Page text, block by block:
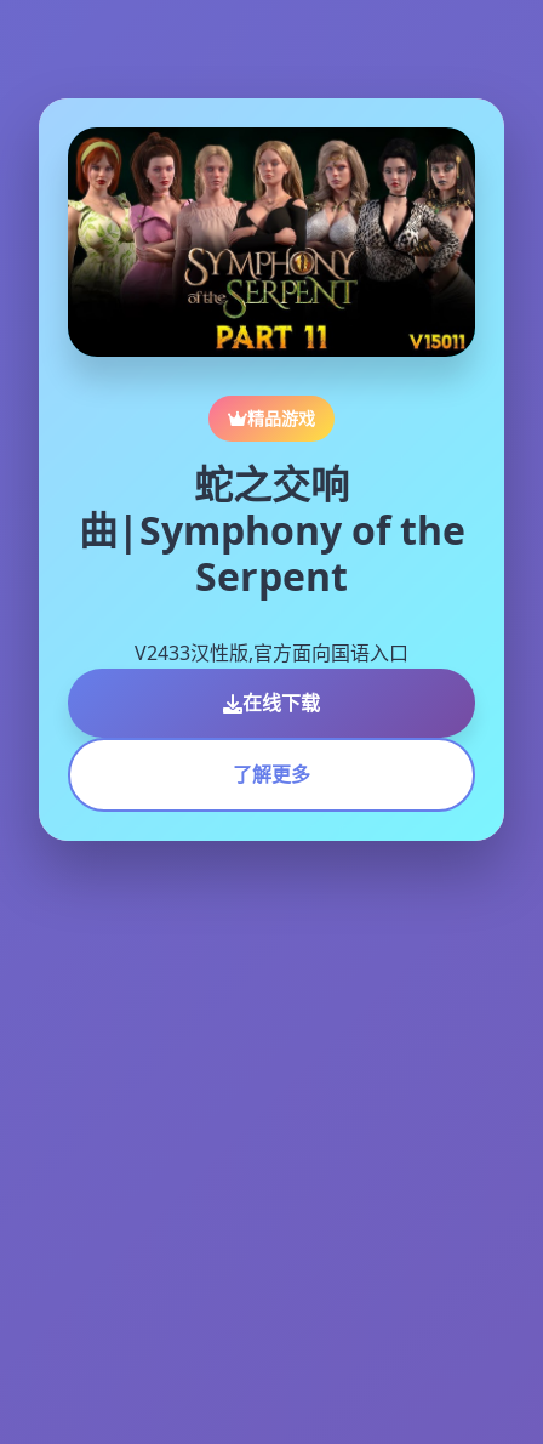
精品游戏
蛇之交响
曲|Symphony of the
Serpent
V2433汉性版,官方面向国语入口
在线下载
了解更多